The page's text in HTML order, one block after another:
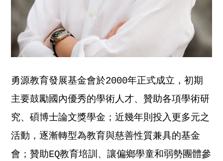
勇源教育發展基金會於2000年正式成立，初期
主要鼓勵國內優秀的學術人才、贊助各項學術研
究、碩博士論文獎學金；近幾年則投入更多元之
活動，逐漸轉型為教育與慈善性質兼具的基金
會；贊助EQ教育培訓、讓偏鄉學童和弱勢團體參